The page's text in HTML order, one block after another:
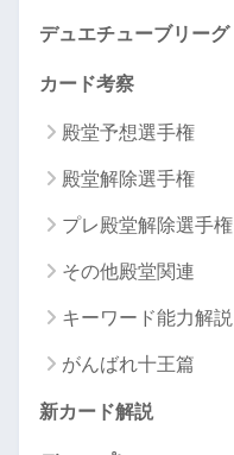
デュエチューブリーグ
カード考察
殿堂予想選手権
殿堂解除選手権
プレ殿堂解除選手権
その他殿堂関連
キーワード能力解説
がんばれ十王篇
新カード解説